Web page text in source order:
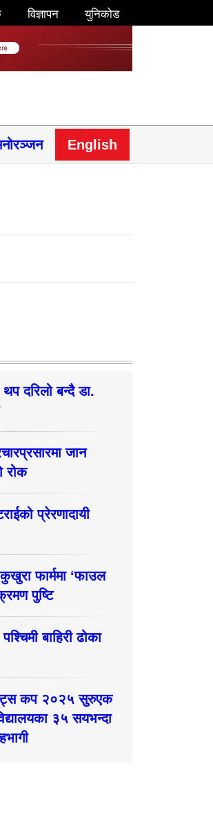
विज्ञापन युनिकोड
English
दरिलो बन्दै डा.
जान
रोक
प्रेरणादायी
फार्ममा ‘फाउल
पुष्टि
बाहिरी ढोका
कप २०२५ सुरुएक
३५ सयभन्दा